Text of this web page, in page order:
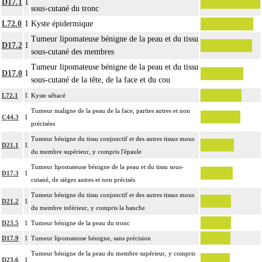
- le nez (cf chapitre 06)
- la lèvre (cf chapitre 07)
- la région périanale (cf chapitre 07)
- les organes génitaux externes et le périnée (cf chapitre 08)
16
Par atteinte superficielle [susfasciale] de la peau, on entend : toute atteinte de
l'épiderme, du derme et/ou du tissu cellulaire souscutané ne dépassant pas le
16
Par atteinte profonde de la peau et des tissus mous, on entend : atteinte
pluritissulaire de la peau et des tissus mous, atteignant le fascia superficiel
D17.1 1
sous-cutané du tronc
L72.0 1 Kyste épidermique
D17.2 1
Tumeur lipomateuse bénigne de la peau et du tissu
sous-cutané des membres
D17.0 1
Tumeur lipomateuse bénigne de la peau et du tissu
sous-cutané de la tête, de la face et du cou
L72.1 1 Kyste sébacé
C44.3 1
Tumeur maligne de la peau de la face, parties autres et non
précisées
D21.1 1
Tumeur bénigne du tissu conjonctif et des autres tissus mous
du membre supérieur, y compris l'épaule
D17.3 1
Tumeur lipomateuse bénigne de la peau et du tissu sous-
cutané, de sièges autres et non précisés
D21.2 1
Tumeur bénigne du tissu conjonctif et des autres tissus mous
du membre inférieur, y compris la hanche
D23.5 1 Tumeur bénigne de la peau du tronc
D17.9 1 Tumeur lipomateuse bénigne, sans précision
D23.6 1
Tumeur bénigne de la peau du membre supérieur, y compris